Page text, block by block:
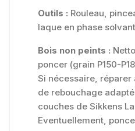
Outils : Rouleau,
laque en phase
Bois non peints :
poncer (grain P150-
Si nécessaire,
de rebouchage
couches de Sikkens
Eventuellement,